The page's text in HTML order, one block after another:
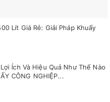
Lít Giá Rẻ: Giải Pháp Khuấy
Ích Và Hiệu Quả Như Thế Nào
CÔNG NGHIỆP...